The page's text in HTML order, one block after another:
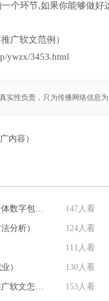
个环节,如果你能够做
广软文范例）
ywzx/3453.html
实性负责，只为传播网络信息
内容）
泉立方软文素材（软文素材挖掘中个体数字包括哪些） 147人看
分析） 124人看
111人看
） 130人看
微博推广软文怎么写吸引人（微博推广软文怎么写吸引人呢） 153人看